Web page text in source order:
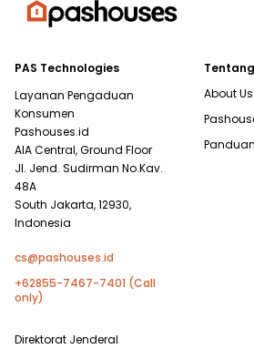
PAS Technologies
Layanan Pengaduan
Konsumen
Pashouses.id
AIA Central, Ground Floor
Jl. Jend. Sudirman No.Kav.
48A
South Jakarta, 12930,
Indonesia
cs@pashouses.id
+62855-7467-7401 (Call
only)
Direktorat Jenderal
Tentang
About Us